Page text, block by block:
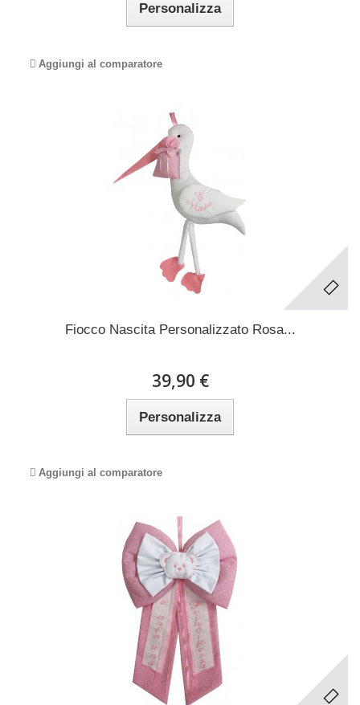
Personalizza
Aggiungi al comparatore
Fiocco Nascita Personalizzato Rosa...
39,90 €
Personalizza
Aggiungi al comparatore